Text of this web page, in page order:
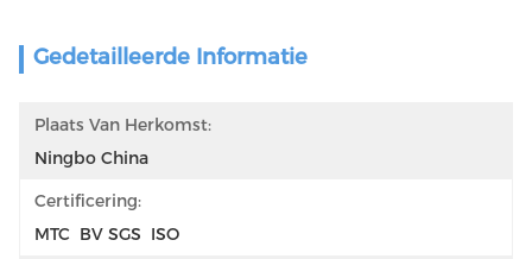
Gedetailleerde Informatie
Plaats Van Herkomst:
Ningbo China
Certificering:
MTC  BV SGS  ISO